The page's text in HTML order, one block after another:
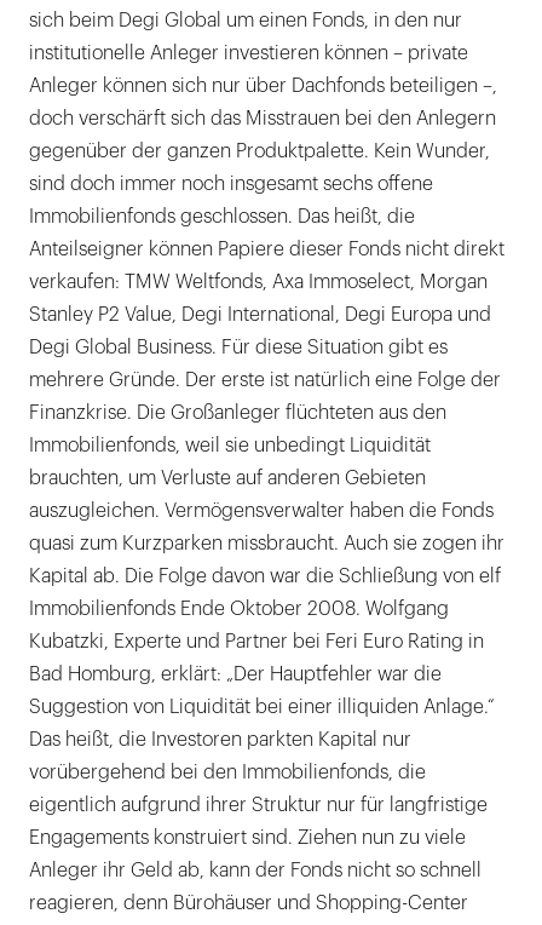
sich beim Degi Global um einen Fonds, in den nur
institutionelle Anleger investieren können – private
Anleger können sich nur über Dachfonds beteiligen –,
doch verschärft sich das Misstrauen bei den Anlegern
gegenüber der ganzen Produktpalette. Kein Wunder,
sind doch immer noch insgesamt sechs offene
Immobilienfonds geschlossen. Das heißt, die
Anteilseigner können Papiere dieser Fonds nicht direkt
verkaufen: TMW Weltfonds, Axa Immoselect, Morgan
Stanley P2 Value, Degi International, Degi Europa und
Degi Global Business. Für diese Situation gibt es
mehrere Gründe. Der erste ist natürlich eine Folge der
Finanzkrise. Die Großanleger flüchteten aus den
Immobilienfonds, weil sie unbedingt Liquidität
brauchten, um Verluste auf anderen Gebieten
auszugleichen. Vermögensverwalter haben die Fonds
quasi zum Kurzparken missbraucht. Auch sie zogen ihr
Kapital ab. Die Folge davon war die Schließung von elf
Immobilienfonds Ende Oktober 2008. Wolfgang
Kubatzki, Experte und Partner bei Feri Euro Rating in
Bad Homburg, erklärt: „Der Hauptfehler war die
Suggestion von Liquidität bei einer illiquiden Anlage.“
Das heißt, die Investoren parkten Kapital nur
vorübergehend bei den Immobilienfonds, die
eigentlich aufgrund ihrer Struktur nur für langfristige
Engagements konstruiert sind. Ziehen nun zu viele
Anleger ihr Geld ab, kann der Fonds nicht so schnell
reagieren, denn Bürohäuser und Shopping-Center